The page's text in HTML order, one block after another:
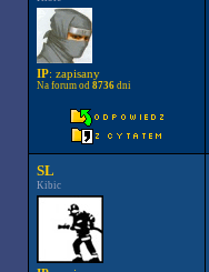
IP: zapisany
Na forum od 8736dni
SL
Kibic